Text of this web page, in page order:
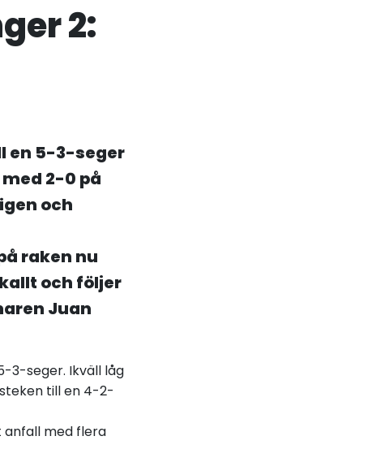
2:
en 5-3-seger
2-0 på
och
raken nu
och följer
Juan
3-seger. Ikväll låg
till en 4-2-
anfall med flera